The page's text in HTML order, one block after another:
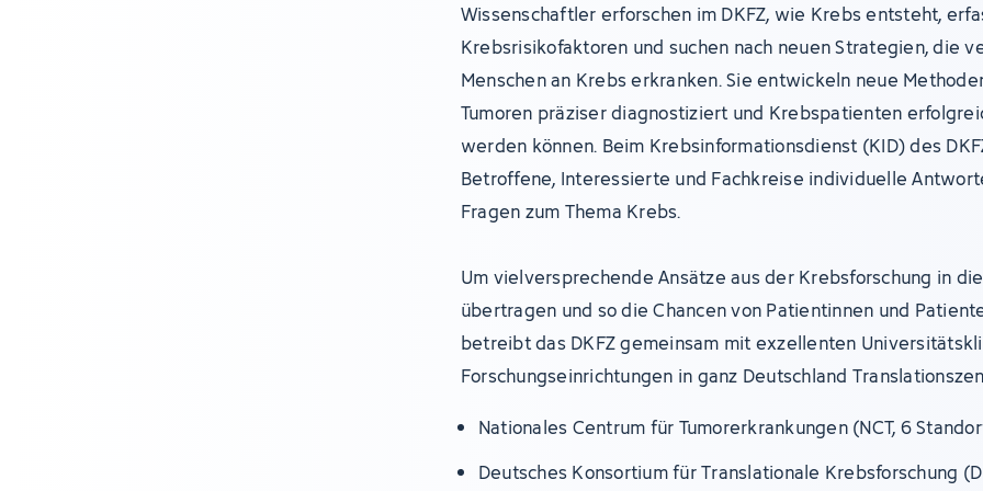
Wissenschaftler erforschen im DKFZ, wie Krebs entsteht,
Krebsrisikofaktoren und suchen nach neuen Strategien, die
Menschen an Krebs erkranken. Sie entwickeln neue
Tumoren präziser diagnostiziert und Krebspatienten
werden können. Beim Krebsinformationsdienst (KID) des
Betroffene, Interessierte und Fachkreise individuelle
Fragen zum Thema Krebs.
Um vielversprechende Ansätze aus der Krebsforschung in
übertragen und so die Chancen von Patientinnen und
betreibt das DKFZ gemeinsam mit exzellenten
Forschungseinrichtungen in ganz Deutschland
Nationales Centrum für Tumorerkrankungen (NCT, 6
Deutsches Konsortium für Translationale Krebsforschung